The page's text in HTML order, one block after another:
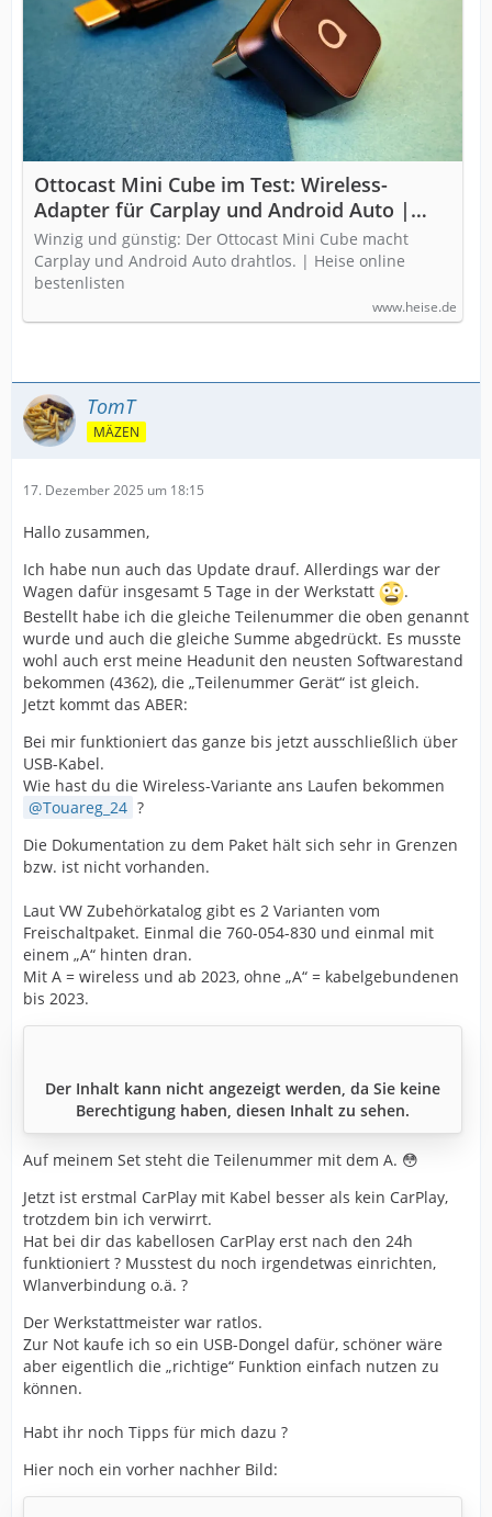
Ottocast Mini Cube im Test: Wireless-
Adapter für Carplay und Android Auto |
Heise online bestenlisten
Winzig und günstig: Der Ottocast Mini Cube macht
Carplay und Android Auto drahtlos. | Heise online
bestenlisten
www.heise.de
TomT
MÄZEN
17. Dezember 2025 um 18:15
Hallo zusammen,
Ich habe nun auch das Update drauf. Allerdings war der
Wagen dafür insgesamt 5 Tage in der Werkstatt
.
Bestellt habe ich die gleiche Teilenummer die oben genannt
wurde und auch die gleiche Summe abgedrückt. Es musste
wohl auch erst meine Headunit den neusten Softwarestand
bekommen (4362), die „Teilenummer Gerät“ ist gleich.
Jetzt kommt das ABER:
Bei mir funktioniert das ganze bis jetzt ausschließlich über
USB-Kabel.
Wie hast du die Wireless-Variante ans Laufen bekommen
Touareg_24 ?
Die Dokumentation zu dem Paket hält sich sehr in Grenzen
bzw. ist nicht vorhanden.
Laut VW Zubehörkatalog gibt es 2 Varianten vom
Freischaltpaket. Einmal die 760-054-830 und einmal mit
einem „A“ hinten dran.
Mit A = wireless und ab 2023, ohne „A“ = kabelgebundenen
bis 2023.
Der Inhalt kann nicht angezeigt werden, da Sie keine
Berechtigung haben, diesen Inhalt zu sehen.
Auf meinem Set steht die Teilenummer mit dem A. 😳
Jetzt ist erstmal CarPlay mit Kabel besser als kein CarPlay,
trotzdem bin ich verwirrt.
Hat bei dir das kabellosen CarPlay erst nach den 24h
funktioniert ? Musstest du noch irgendetwas einrichten,
Wlanverbindung o.ä. ?
Der Werkstattmeister war ratlos.
Zur Not kaufe ich so ein USB-Dongel dafür, schöner wäre
aber eigentlich die „richtige“ Funktion einfach nutzen zu
können.
Habt ihr noch Tipps für mich dazu ?
Hier noch ein vorher nachher Bild: